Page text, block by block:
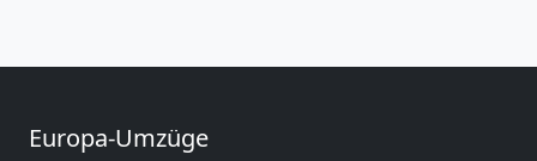
Europa-Umzüge